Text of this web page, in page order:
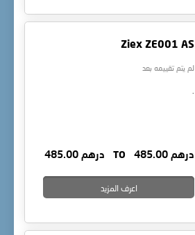
Ziex ZE001 AS
لم يتم تقييمه بعد
.
درهم 485.00 TO درهم 485.00
اعرف المزيد